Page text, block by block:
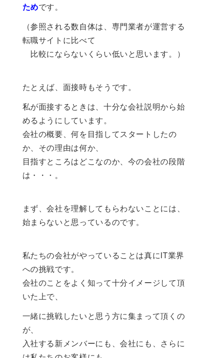
ためです。
（参照される数自体は、専門業者が運営する
転職サイトに比べて
比較にならないくらい低いと思います。）
たとえば、面接時もそうです。
私が面接するときは、十分な会社説明から始
めるようにしています。
会社の概要、何を目指してスタートしたの
か、その理由は何か、
目指すところはどこなのか、今の会社の段階
は・・・。
まず、会社を理解してもらわないことには、
始まらないと思っているのです。
私たちの会社がやっていることは真にIT業界
への挑戦です。
会社のことをよく知って十分イメージして頂
いた上で、
一緒に挑戦したいと思う方に集まって頂くの
が、
入社する新メンバーにも、会社にも、さらに